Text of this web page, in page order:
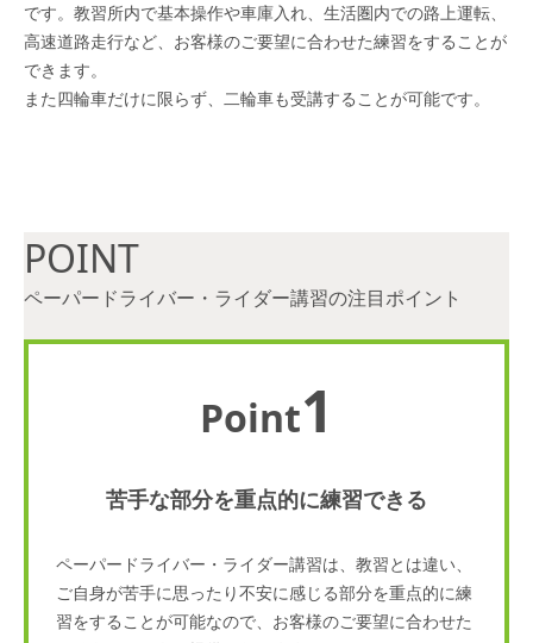
です。教習所内で基本操作や車庫入れ、生活圏内での路上運転、
高速道路走行など、お客様のご要望に合わせた練習をすることが
できます。
また四輪車だけに限らず、二輪車も受講することが可能です。
POINT
ペーパードライバー・ライダー講習の注目ポイント
Point1
苦手な部分を重点的に練習できる
ペーパードライバー・ライダー講習は、教習とは違い、
ご自身が苦手に思ったり不安に感じる部分を重点的に練
習をすることが可能なので、お客様のご要望に合わせた